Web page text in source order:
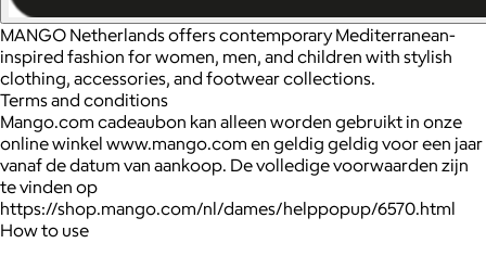
MANGO Netherlands offers contemporary Mediterranean-
inspired fashion for women, men, and children with stylish
clothing, accessories, and footwear collections.
Terms and conditions
Mango.com cadeaubon kan alleen worden gebruikt in onze
online winkel www.mango.com en geldig geldig voor een jaar
vanaf de datum van aankoop. De volledige voorwaarden zijn
te vinden op
https://shop.mango.com/nl/dames/helppopup/6570.html
How to use